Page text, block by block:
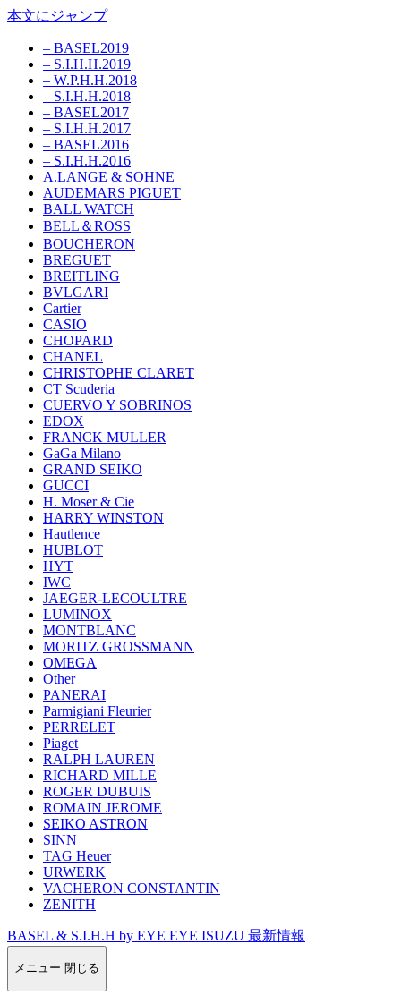
本文にジャンプ
– BASEL2019
– S.I.H.H.2019
– W.P.H.H.2018
– S.I.H.H.2018
– BASEL2017
– S.I.H.H.2017
– BASEL2016
– S.I.H.H.2016
A.LANGE & SOHNE
AUDEMARS PIGUET
BALL WATCH
BELL＆ROSS
BOUCHERON
BREGUET
BREITLING
BVLGARI
Cartier
CASIO
CHOPARD
CHANEL
CHRISTOPHE CLARET
CT Scuderia
CUERVO Y SOBRINOS
EDOX
FRANCK MULLER
GaGa Milano
GRAND SEIKO
GUCCI
H. Moser & Cie
HARRY WINSTON
Hautlence
HUBLOT
HYT
IWC
JAEGER-LECOULTRE
LUMINOX
MONTBLANC
MORITZ GROSSMANN
OMEGA
Other
PANERAI
Parmigiani Fleurier
PERRELET
Piaget
RALPH LAUREN
RICHARD MILLE
ROGER DUBUIS
ROMAIN JEROME
SEIKO ASTRON
SINN
TAG Heuer
URWERK
VACHERON CONSTANTIN
ZENITH
BASEL & S.I.H.H by EYE EYE ISUZU 最新情報
メニュー 閉じる